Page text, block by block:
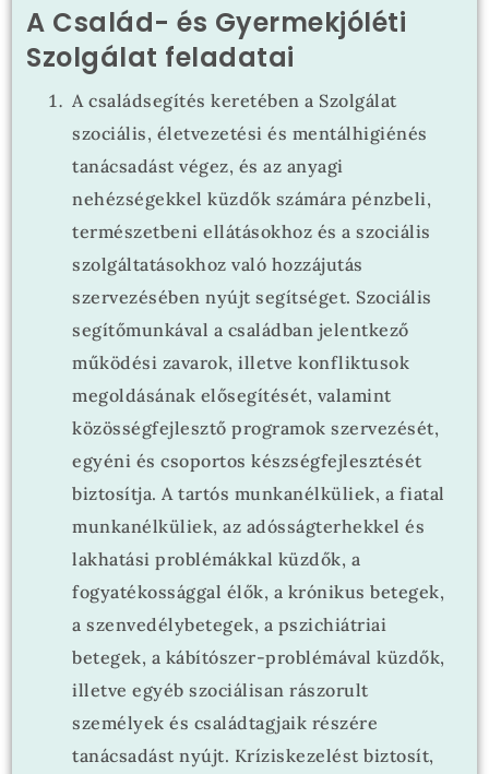
A Család- és Gyermekjóléti
Szolgálat feladatai
A családsegítés keretében a Szolgálat
szociális, életvezetési és mentálhigiénés
tanácsadást végez, és az anyagi
nehézségekkel küzdők számára pénzbeli,
természetbeni ellátásokhoz és a szociális
szolgáltatásokhoz való hozzájutás
szervezésében nyújt segítséget. Szociális
segítőmunkával a családban jelentkező
működési zavarok, illetve konfliktusok
megoldásának elősegítését, valamint
közösségfejlesztő programok szervezését,
egyéni és csoportos készségfejlesztését
biztosítja. A tartós munkanélküliek, a fiatal
munkanélküliek, az adósságterhekkel és
lakhatási problémákkal küzdők, a
fogyatékossággal élők, a krónikus betegek,
a szenvedélybetegek, a pszichiátriai
betegek, a kábítószer-problémával küzdők,
illetve egyéb szociálisan rászorult
személyek és családtagjaik részére
tanácsadást nyújt. Kríziskezelést biztosít,